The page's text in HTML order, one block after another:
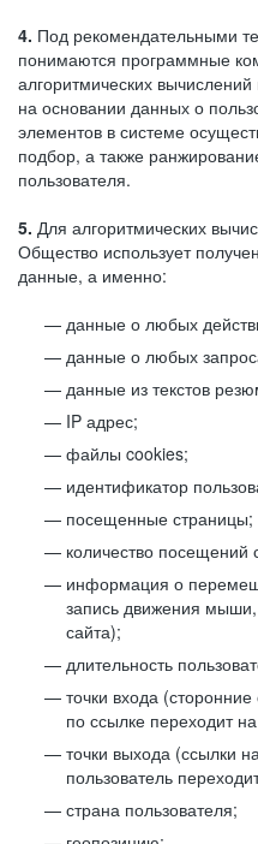
4. Под рекомендательными
понимаются программные
алгоритмических
на основании данных о
элементов в системе
подбор, а также
пользователя.
5. Для алгоритмических
Общество использует
данные, а именно:
данные о любых
данные о любых
данные из текстов
IP адрес;
файлы cookies;
идентификатор
посещенные страницы;
количество посещений
информация о
запись движения
сайта);
длительность
точки входа
по ссылке переходит
точки выхода (ссылки
пользователь
страна пользователя;